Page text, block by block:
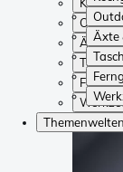
Äxte
Äxte &
Themenwelten